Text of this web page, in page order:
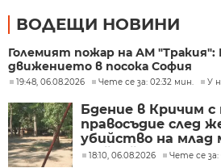
ВОДЕЩИ НОВИНИ
Големият пожар на АМ "Тракия":
движението в посока София
19:48, 06.08.2026 Чете се за: 02:32 мин. У
Бдение в Кричим с
правосъдие след
убийство на млад
тийнейджъри
18:10, 06.08.2026 Чете се